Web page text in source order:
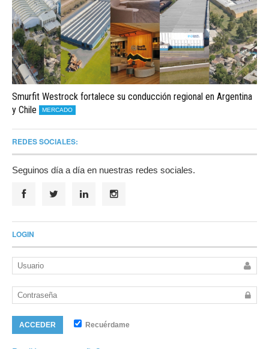
Smurfit Westrock fortalece su conducción regional en Argentina
y Chile
MERCADO
REDES SOCIALES:
Seguinos día a día en nuestras redes sociales.
LOGIN
ACCEDER Recuérdame